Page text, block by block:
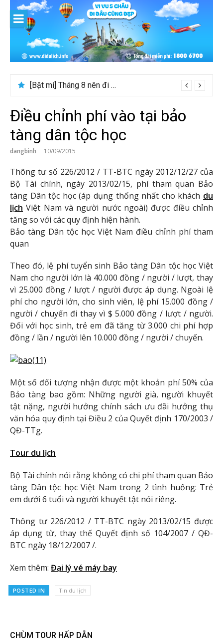
content
[Bật mí] Tháng 8 nên đi nước nào đẹp? Gợi ý 5+ tọa độ hot 2026
Điều chỉnh phí vào tại bảo
tàng dân tộc học
dangbinh 10/09/2015
Thông tư số 226/2012 / TT-BTC ngày 2012/12/27 của
Bộ Tài chính, ngày 2013/02/15, phí tham quan Bảo
tàng Dân tộc học (áp dụng thống nhất cho khách du
lịch Việt Nam và người nước ngoài) được điều chỉnh
tăng so với các quy định hiện hành.
Bảo tàng Dân tộc học Việt Nam điều chỉnh phí tham
quan
Theo đó, lệ phí tuyển sinh Bảo tàng Dân tộc học Việt
Nam cho người lớn là 40.000 đồng / người / lượt, thay
vì 25.000 đồng / lượt / người được áp dụng. Ngoài lệ
phí cho người lớn, cho sinh viên, lệ phí 15.000 đồng /
người / chuyến đi thay vì $ 5.000 đồng / lượt / người.
Đối với học sinh, trẻ em đã tăng từ 3.000 chi phí hợp
đồng / lần / người lên 10.000 đồng / người / chuyến.
Một số đối tượng nhận được một khoản phí 50% của
Bảo tàng bao gồm: Những người già, người khuyết
tật nặng, người hưởng chính sách ưu đãi hưởng thụ
văn hóa quy định tại Điều 2 của Quyết định 170/2003 /
QĐ-TTg.
Tour du lịch
Bộ Tài chính nói rằng không có chi phí tham quan Bảo
tàng Dân tộc học Việt Nam trong 2 tình huống: Trẻ
em dưới 6 tuổi và người khuyết tật nói riêng.
Thông tư 226/2012 / TT-BTC ngày 2013/02/15 được
áp dụng từ, thay thế Quyết định số 104/2007 / QĐ-
BTC ngày 18/12/2007 /.
Xem thêm: Đại lý vé máy bay
POSTED IN Tin du lịch
CHÙM TOUR HẤP DẪN